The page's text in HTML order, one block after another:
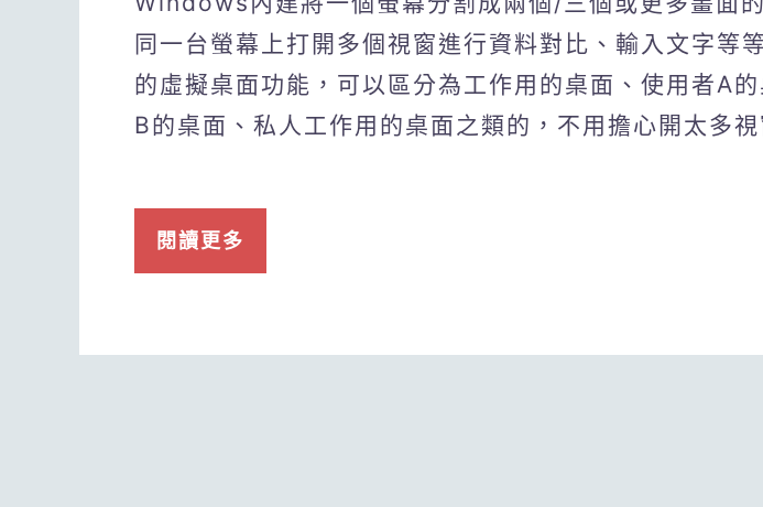
同一台螢幕上打開多個視窗進行資料對比、輸入文字等
的虛擬桌面功能，可以區分為工作用的桌面、使用者A
B的桌面、私人工作用的桌面之類的，不用擔心開太多視
閱讀更多